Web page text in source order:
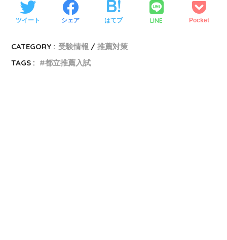
ツイート シェア はてブ LINE Pocket
CATEGORY : 受験情報
推薦対策
TAGS :
都立推薦入試